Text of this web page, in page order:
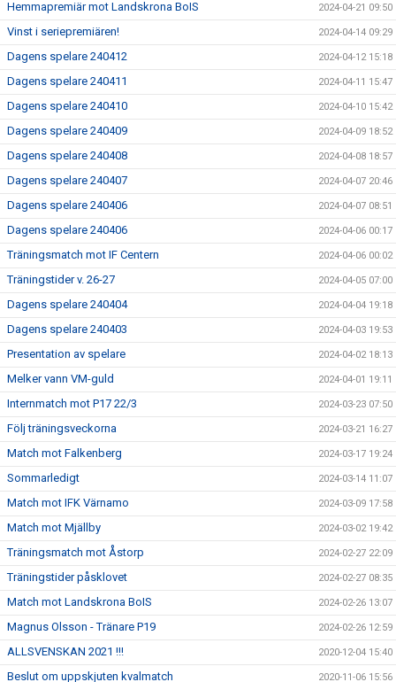
Hemmapremiär mot Landskrona BoIS 2024-04-21 09:50
Vinst i seriepremiären! 2024-04-14 09:29
Dagens spelare 240412 2024-04-12 15:18
Dagens spelare 240411 2024-04-11 15:47
Dagens spelare 240410 2024-04-10 15:42
Dagens spelare 240409 2024-04-09 18:52
Dagens spelare 240408 2024-04-08 18:57
Dagens spelare 240407 2024-04-07 20:46
Dagens spelare 240406 2024-04-07 08:51
Dagens spelare 240406 2024-04-06 00:17
Träningsmatch mot IF Centern 2024-04-06 00:02
Träningstider v. 26-27 2024-04-05 07:00
Dagens spelare 240404 2024-04-04 19:18
Dagens spelare 240403 2024-04-03 19:53
Presentation av spelare 2024-04-02 18:13
Melker vann VM-guld 2024-04-01 19:11
Internmatch mot P17 22/3 2024-03-23 07:50
Följ träningsveckorna 2024-03-21 16:27
Match mot Falkenberg 2024-03-17 19:24
Sommarledigt 2024-03-14 11:07
Match mot IFK Värnamo 2024-03-09 17:58
Match mot Mjällby 2024-03-02 19:42
Träningsmatch mot Åstorp 2024-02-27 22:09
Träningstider påsklovet 2024-02-27 08:35
Match mot Landskrona BoIS 2024-02-26 13:07
Magnus Olsson - Tränare P19 2024-02-26 12:59
ALLSVENSKAN 2021 !!! 2020-12-04 15:40
Beslut om uppskjuten kvalmatch 2020-11-06 15:56